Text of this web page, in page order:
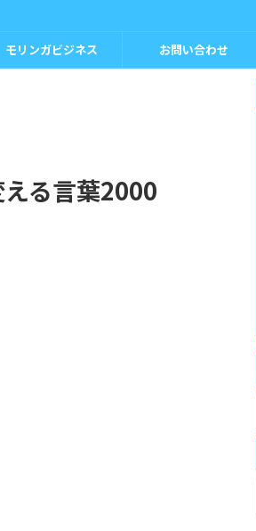
モリンガビジネス お問い合わせ
える言葉2000